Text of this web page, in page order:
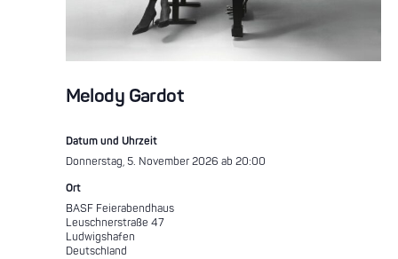
Melody Gardot
Datum und Uhrzeit
Donnerstag, 5. November 2026 ab 20:00
Ort
BASF Feierabendhaus
Leuschnerstraße 47
Ludwigshafen
Deutschland